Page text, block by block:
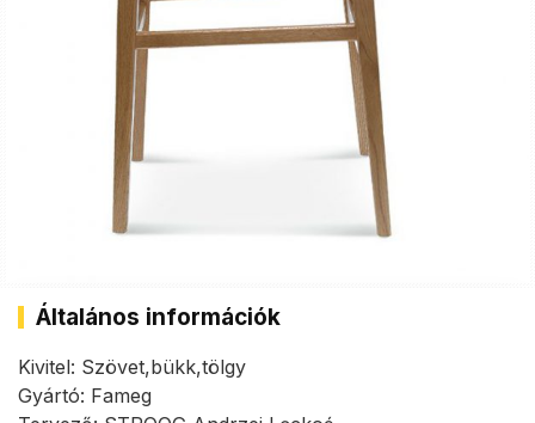
Általános információk
Kivitel: Szövet,bükk,tölgy
Gyártó: Fameg